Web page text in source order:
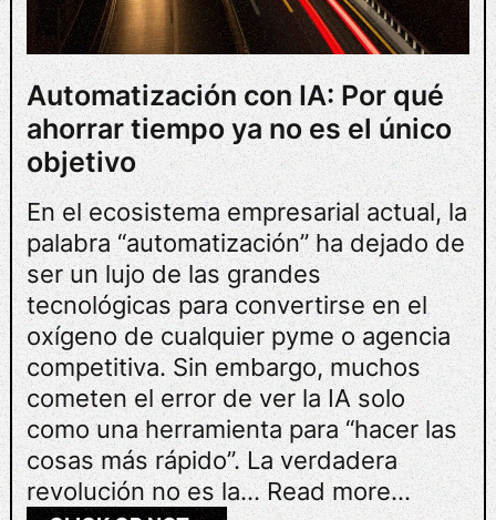
Automatización con IA: Por qué
ahorrar tiempo ya no es el único
objetivo
En el ecosistema empresarial actual, la
palabra “automatización” ha dejado de
ser un lujo de las grandes
tecnológicas para convertirse en el
oxígeno de cualquier pyme o agencia
competitiva. Sin embargo, muchos
cometen el error de ver la IA solo
como una herramienta para “hacer las
cosas más rápido”. La verdadera
revolución no es la…Read more...